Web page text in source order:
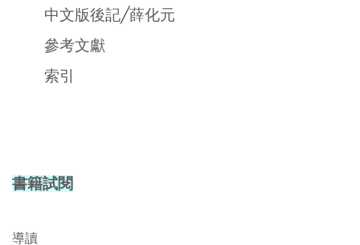
中文版後記╱薛化元
參考文獻
索引
書籍試閱
導讀